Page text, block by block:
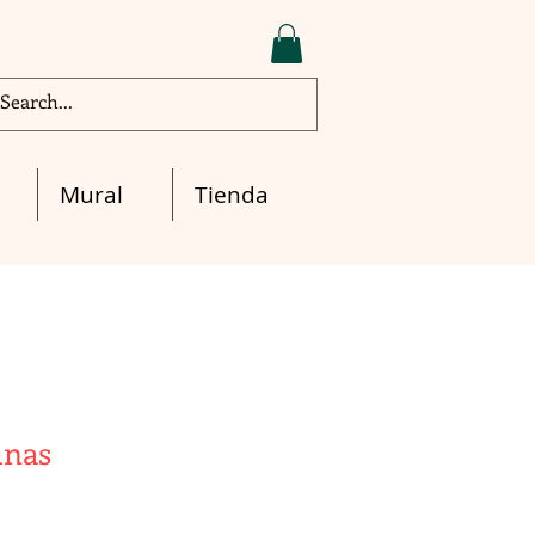
Mural Tienda